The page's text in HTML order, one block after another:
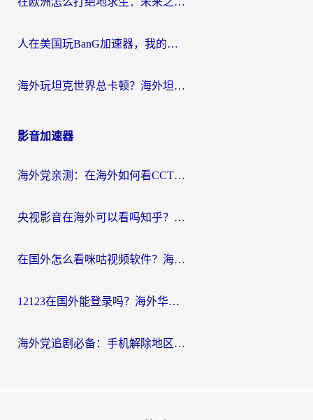
人在美国玩BanG加速器，我的延迟终于绿了
海外玩坦克世界总卡顿？海外坦克世界加速器有哪些？实测好用的选择在这里
影音加速器
海外党亲测：在海外如何看CCTV？告别“仅限大陆播放”的实用指南
央视影音在海外可以看吗知乎？留学生亲测：3步解决地域限制+追剧自由
在国外怎么看咪咕视频软件？海外党亲测有效的回国加速方案
12123在国外能登录吗？海外华人必看的回国加速实用指南
海外党追剧必备：手机解除地区限制app怎么选？解决央视视频&国内剧地区限制全指南